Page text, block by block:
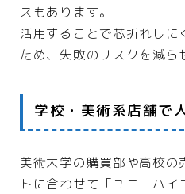
スもあります。
活用することで芯折れしに
ため、失敗のリスクを減ら
学校・美術系店舗で
美術大学の購買部や高校の
トに合わせて「ユニ・ハイ